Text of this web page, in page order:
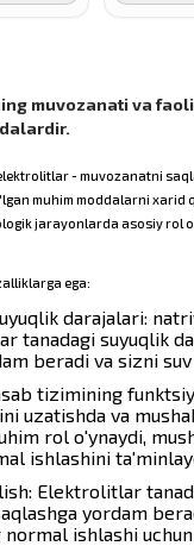
muvozanati va
- muvozanatni
muhim moddalarni xarid
jarayonlarda asosiy rol
ega:
darajalari:
tanadagi suyuqlik
beradi va sizni
tizimining
uzatishda va
rol o'ynaydi,
ishlashini
Elektrolitlar
yordam
ishlashi